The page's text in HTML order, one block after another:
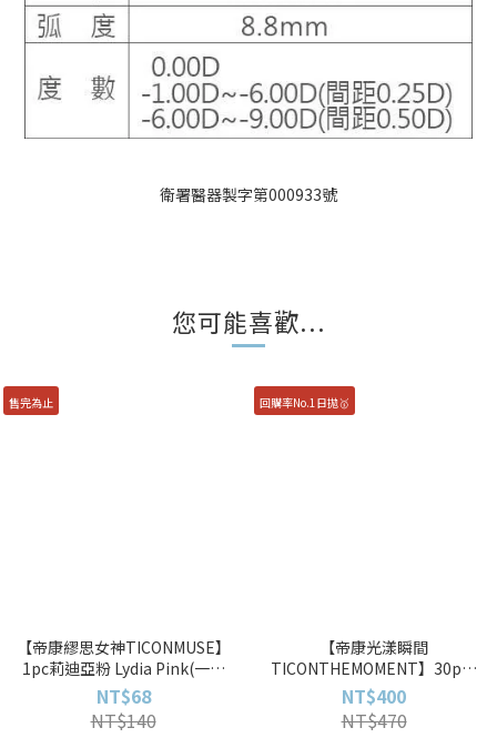
衛署醫器製字第000933號
您可能喜歡...
售完為止
【帝康繆思女神TICONMUSE】
1pc莉迪亞粉 Lydia Pink(一片
裝)彩色月拋
NT$68
NT$140
回購率No.1日拋🥇
【帝康光漾瞬間
TICONTHEMOMENT】30pcs
日拋非球面透明日拋
NT$400
NT$470